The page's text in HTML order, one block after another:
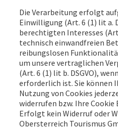
Die Verarbeitung erfolgt
Einwilligung (Art. 6 (1) lit a.
berechtigten Interesses
technisch einwandfreien
reibungslosen
um unsere vertraglichen
(Art. 6 (1) lit b. DSGVO),
erforderlich ist. Sie können
Nutzung von Cookies
widerrufen bzw. Ihre
Erfolgt kein Widerruf oder
Obersterreich Tourismus